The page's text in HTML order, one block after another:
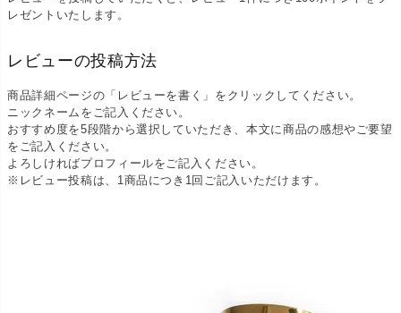
レゼントいたします。
レビューの投稿方法
商品詳細ページの「レビューを書く」をクリックしてください。
ニックネームをご記入ください。
おすすめ度を5段階から選択していただき、本文に商品の感想やご要望
をご記入ください。
よろしければプロフィールをご記入ください。
※レビュー投稿は、1商品につき1回ご記入いただけます。